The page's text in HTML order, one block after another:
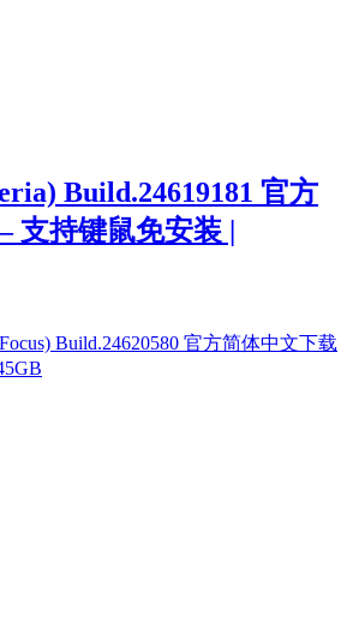
Build.24619181 官方
支持键鼠免安装 |